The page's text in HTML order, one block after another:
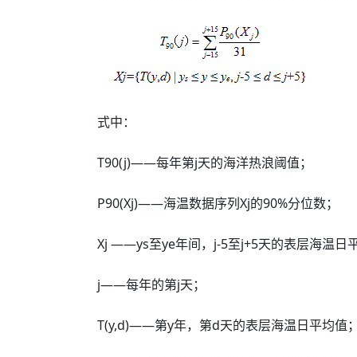
式中：
T90(j)——每年第j天的海洋热浪阈值；
P90(Xj)——海温数据序列Xj的90%分位数；
Xj ——ys至ye年间，j-5至j+5天的表层海温日平
j——每年的第j天；
T(y,d)——第y年，第d天的表层海温日平均值；